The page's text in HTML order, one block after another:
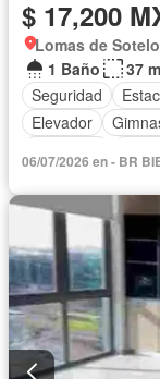
$ 17,200
Lomas de
1 Baño
37
Seguridad
Elevador
06/07/2026 en - BR